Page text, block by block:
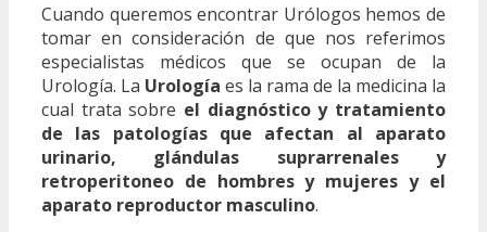
Cuando queremos encontrar Urólogos hemos de
tomar en consideración de que nos referimos
especialistas médicos que se ocupan de la
Urología. La Urología es la rama de la medicina la
cual trata sobre el diagnóstico y tratamiento
de las patologías que afectan al aparato
urinario, glándulas suprarrenales y
retroperitoneo de hombres y mujeres y el
aparato reproductor masculino.